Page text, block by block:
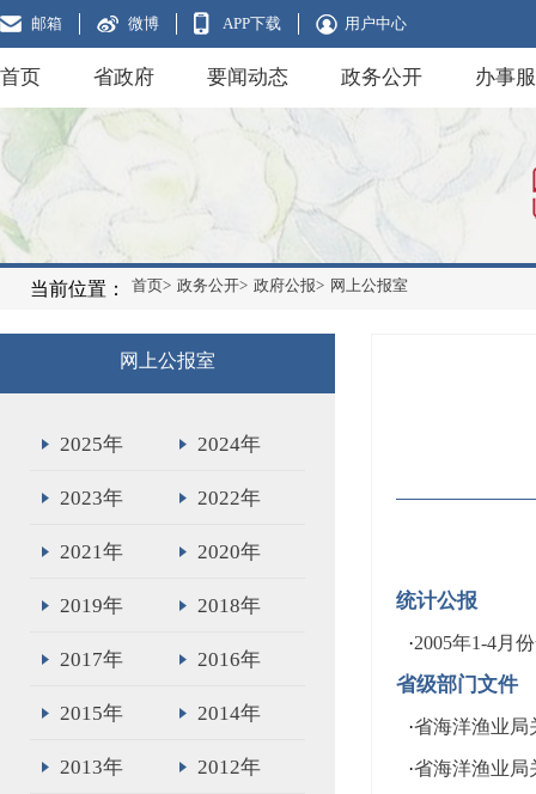
邮箱 微博 APP下载 用户中心
首页 省政府 要闻动态 政务公开 办事
当前位置： 首页> 政务公开> 政府公报> 网上公报室
网上公报室
2025年 2024年
2023年 2022年
2021年 2020年
2019年 2018年
2017年 2016年
2015年 2014年
2013年 2012年
统计公报
·2005年1-4月
省级部门文件
·省海洋渔业局
·省海洋渔业局